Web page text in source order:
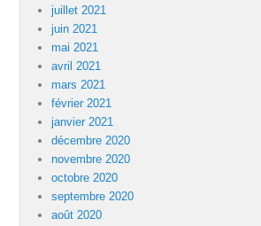
juillet 2021
juin 2021
mai 2021
avril 2021
mars 2021
février 2021
janvier 2021
décembre 2020
novembre 2020
octobre 2020
septembre 2020
août 2020